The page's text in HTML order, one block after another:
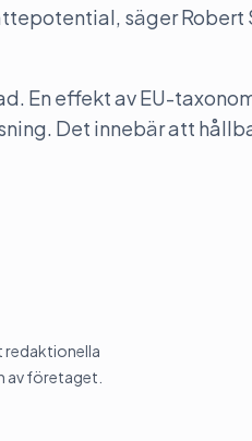
säger Robert
En effekt av EU-
Det innebär att
redaktionella
av företaget.